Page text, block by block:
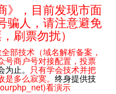
》，目前发现市面
骗人，请注意避免
刷票勿扰）
部技术（域名解析备案，
号商户号对接配置，投票
为止。 只有学会技术并把
是多么寂寞。终身提供技
看演示